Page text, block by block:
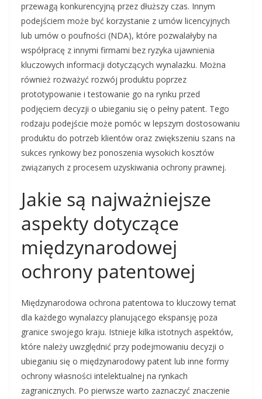
przewagą konkurencyjną przez dłuższy czas. Innym
podejściem może być korzystanie z umów licencyjnych
lub umów o poufności (NDA), które pozwalałyby na
współpracę z innymi firmami bez ryzyka ujawnienia
kluczowych informacji dotyczących wynalazku. Można
również rozważyć rozwój produktu poprzez
prototypowanie i testowanie go na rynku przed
podjęciem decyzji o ubieganiu się o pełny patent. Tego
rodzaju podejście może pomóc w lepszym dostosowaniu
produktu do potrzeb klientów oraz zwiększeniu szans na
sukces rynkowy bez ponoszenia wysokich kosztów
związanych z procesem uzyskiwania ochrony prawnej.
Jakie są najważniejsze
aspekty dotyczące
międzynarodowej
ochrony patentowej
Międzynarodowa ochrona patentowa to kluczowy temat
dla każdego wynalazcy planującego ekspansję poza
granice swojego kraju. Istnieje kilka istotnych aspektów,
które należy uwzględnić przy podejmowaniu decyzji o
ubieganiu się o międzynarodowy patent lub inne formy
ochrony własności intelektualnej na rynkach
zagranicznych. Po pierwsze warto zaznaczyć znaczenie